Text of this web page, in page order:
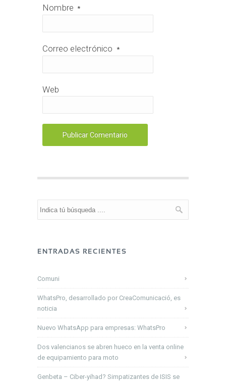
Nombre *
Correo electrónico *
Web
ENTRADAS RECIENTES
Comuni
WhatsPro, desarrollado por CreaComunicació, es
noticia
Nuevo WhatsApp para empresas: WhatsPro
Dos valencianos se abren hueco en la venta online
de equipamiento para moto
Genbeta – Ciber-yihad? Simpatizantes de ISIS se